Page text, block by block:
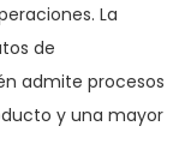
La
de
admite procesos
y una mayor